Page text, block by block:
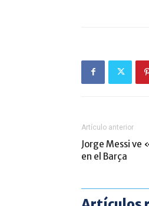
Artículo anterior
Jorge Messi ve
en el Barça